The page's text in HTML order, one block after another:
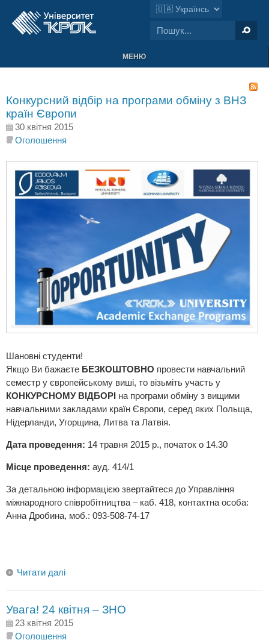
МЕНЮ
Конкурсний відбір на програми обміну з ВНЗ
країн Європи
30 квітня 2015
Оголошення
Шановні студенти!
Якщо Ви бажаєте БЕЗКОШТОВНО провести навчальний
семестр у європейському виші, то візьміть участь у
КОНКУРСНОМУ ВІДБОРІ на програми обміну з вищими
навчальними закладами країн Європи, серед яких Польща,
Нідерланди, Угорщина, Литва та Латвія.
Дата проведення: 14 травня 2015 р., початок о 14.30
Місце проведення: ауд. 414/1
За детальною інформацією звертайтеся до Управління
міжнародного співробітництва – каб. 418, контактна особа:
Анна Дробина, моб.: 093-508-74-17
Читати далі
Увага! 24 квітня – ЗНО
23 квітня 2015
Оголошення